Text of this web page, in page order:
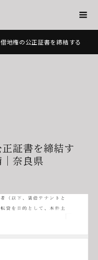
正証書を締結するための公証役場準備｜奈良県
証書を締結す
奈良県